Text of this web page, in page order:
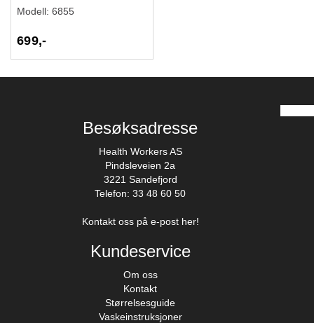
Modell: 6855
699,-
Besøksadresse
Health Workers AS
Pindsleveien 2a
3221 Sandefjord
Telefon: 33 48 60 50
Kontakt oss på e-post her!
Kundeservice
Om oss
Kontakt
Størrelsesguide
Vaskeinstruksjoner